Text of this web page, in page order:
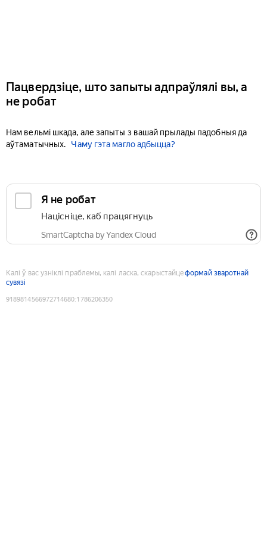
Пацвердзіце, што запыты адпраўлялі вы, а
не робат
Нам вельмі шкада, але запыты з вашай прылады падобныя да
аўтаматычных.
Чаму гэта магло адбыцца?
Я не робат
Націсніце, каб працягнуць
SmartCaptcha by Yandex Cloud
Калі ў вас узніклі праблемы, калі ласка, скарыстайцеформай зваротнай
сувязі
9189814566972714680:1786206350